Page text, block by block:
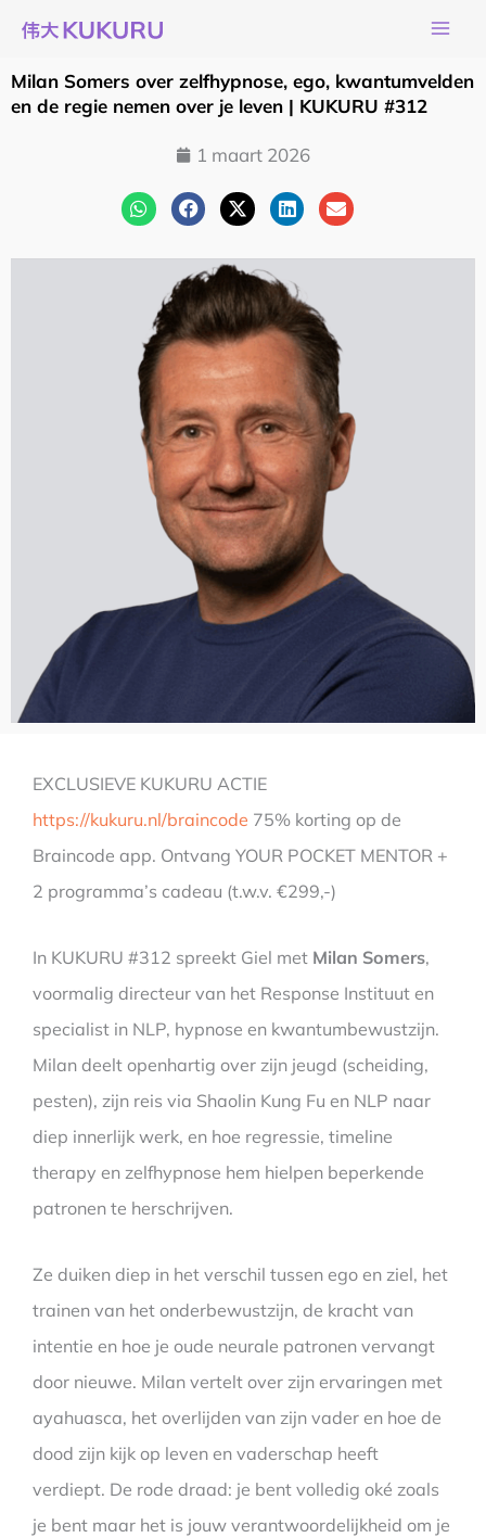
naar
de
inhoud
Milan Somers over zelfhypnose, ego, kwantumvelden
en de regie nemen over je leven | KUKURU #312
1 maart 2026
EXCLUSIEVE KUKURU ACTIE
https://kukuru.nl/braincode 75% korting op de
Braincode app. Ontvang YOUR POCKET MENTOR +
2 programma’s cadeau (t.w.v. €299,-)
In KUKURU #312 spreekt Giel met Milan Somers,
voormalig directeur van het Response Instituut en
specialist in NLP, hypnose en kwantumbewustzijn.
Milan deelt openhartig over zijn jeugd (scheiding,
pesten), zijn reis via Shaolin Kung Fu en NLP naar
diep innerlijk werk, en hoe regressie, timeline
therapy en zelfhypnose hem hielpen beperkende
patronen te herschrijven.
Ze duiken diep in het verschil tussen ego en ziel, het
trainen van het onderbewustzijn, de kracht van
intentie en hoe je oude neurale patronen vervangt
door nieuwe. Milan vertelt over zijn ervaringen met
ayahuasca, het overlijden van zijn vader en hoe de
dood zijn kijk op leven en vaderschap heeft
verdiept. De rode draad: je bent volledig oké zoals
je bent maar het is jouw verantwoordelijkheid om je